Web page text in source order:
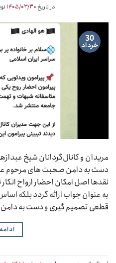
در تاریخ ۱۴۰۵/۰۳/۳۰
30
خرداد
مریدان و کانال‌گردانان شیخ
دست به دامن صحبت های مرحوم
نقدها اصل امکان احضار ارواح
به عنوان جواب ارائه گردد‌ بلکه
قطعی تصمیم گیری و دست به
ادامه